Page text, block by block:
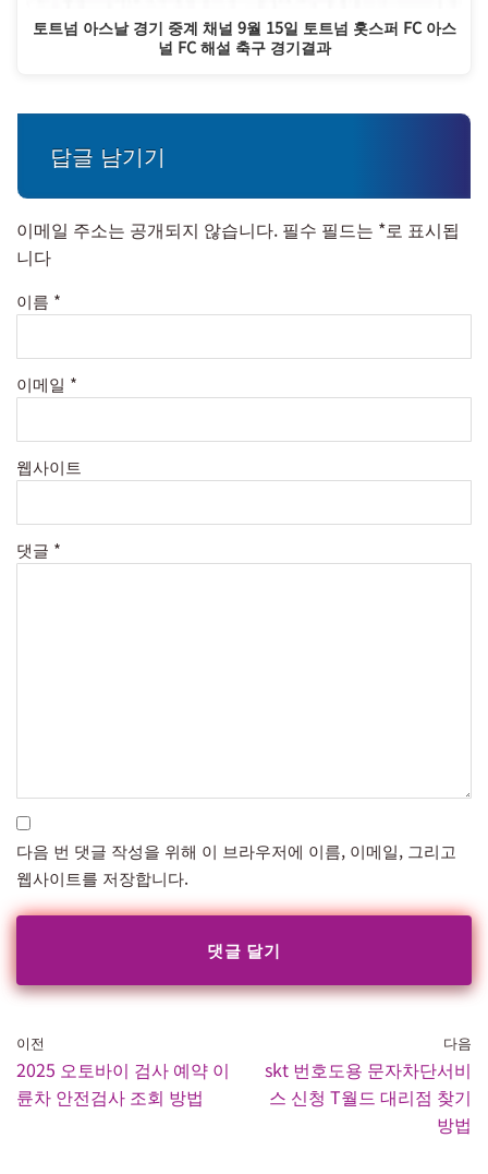
토트넘 아스날 경기 중계 채널 9월 15일 토트넘 홋스퍼 FC 아스
널 FC 해설 축구 경기결과
답글 남기기
이메일 주소는 공개되지 않습니다. 필수 필드는 *로 표시됩
니다
이름 *
이메일 *
웹사이트
댓글 *
다음 번 댓글 작성을 위해 이 브라우저에 이름, 이메일, 그리고
웹사이트를 저장합니다.
이전
2025 오토바이 검사 예약 이
륜차 안전검사 조회 방법
다음
skt 번호도용 문자차단서비
스 신청 T월드 대리점 찾기
방법